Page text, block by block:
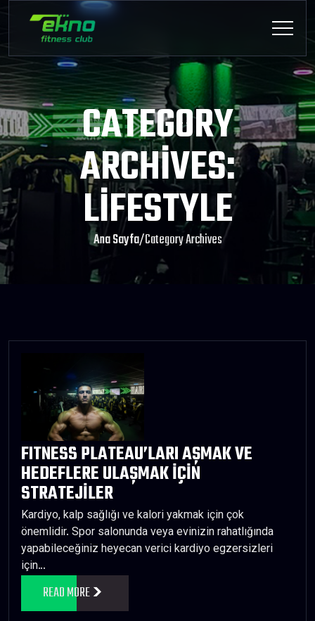
CATEGORY
ARCHIVES:
LIFESTYLE
Ana Sayfa/Category Archives
FITNESS PLATEAU’LARI AŞMAK VE
HEDEFLERE ULAŞMAK İÇİN
STRATEJİLER
Kardiyo, kalp sağlığı ve kalori yakmak için çok
önemlidir. Spor salonunda veya evinizin rahatlığında
yapabileceğiniz heyecan verici kardiyo egzersizleri
için…
READ MORE